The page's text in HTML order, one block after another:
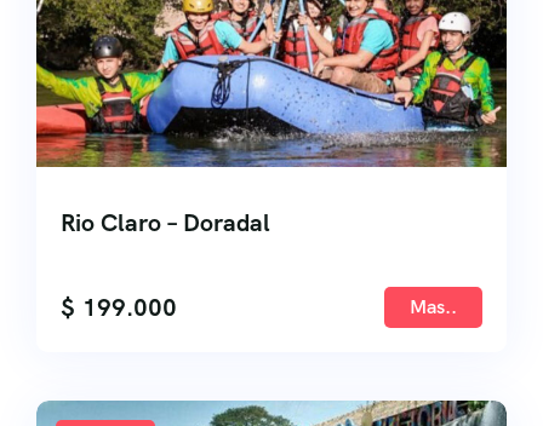
Rio Claro – Doradal
$ 199.000 Mas..